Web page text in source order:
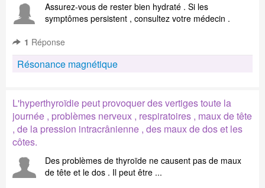
Assurez-vous de rester bien hydraté . Si les
symptômes persistent , consultez votre médecin .
1 Réponse
Résonance magnétique
L'hyperthyroïdie peut provoquer des vertiges toute la
journée , problèmes nerveux , respiratoires , maux de tête
, de la pression intracrânienne , des maux de dos et les
côtes.
Des problèmes de thyroïde ne causent pas de maux
de tête et le dos . Il peut être ...